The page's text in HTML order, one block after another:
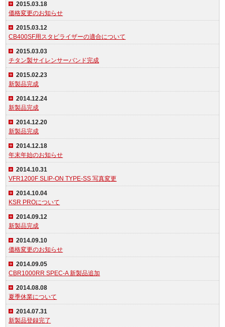
2015.03.18
価格変更のお知らせ
2015.03.12
CB400SF用スタビライザーの適合について
2015.03.03
チタン製サイレンサーバンド完成
2015.02.23
新製品完成
2014.12.24
新製品完成
2014.12.20
新製品完成
2014.12.18
年末年始のお知らせ
2014.10.31
VFR1200F SLIP-ON TYPE-SS 写真変更
2014.10.04
KSR PROについて
2014.09.12
新製品完成
2014.09.10
価格変更のお知らせ
2014.09.05
CBR1000RR SPEC-A 新製品追加
2014.08.08
夏季休業について
2014.07.31
新製品登録完了